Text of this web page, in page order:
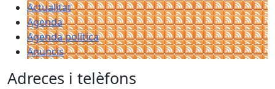
Actualitat
Agenda
Agenda política
Anuncis
Adreces i telèfons